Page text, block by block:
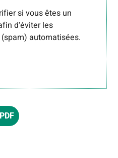
si vous êtes un
d'éviter les
automatisées.